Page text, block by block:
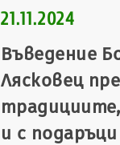
21.11.2024
Въведение
Лясковец
и с